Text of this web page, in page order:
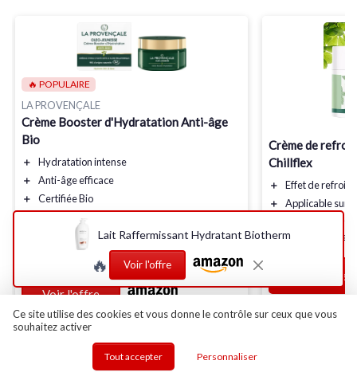
🔥 POPULAIRE
LA PROVENÇALE
Crème Booster d'Hydratation Anti-âge
Bio
＋ Hydratationintense
＋
Anti-âgeefficace
＋
Certifiée Bio
Omégas d'huile d'Olive
Acide hyaluroniquepour une peau repulpée
6359 avis
Voir l'offre
Crème de
Chillflex
＋ Effet de
＋
Applicable sur
colonne
＋ Améliore la
Voir l'offre
Lait Raffermissant Hydratant Biotherm
🔥 Voir l'offre
Ce site utilise des cookies et vous donne le contrôle sur ceux que vous
souhaitez activer
Tout accepter Personnaliser